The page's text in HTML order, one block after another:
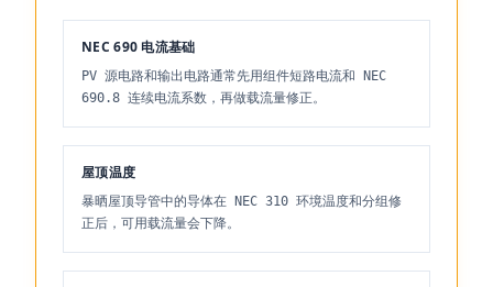
NEC 690 电流基础
PV 源电路和输出电路通常先用组件短路电流和 NEC
690.8 连续电流系数，再做载流量修正。
屋顶温度
暴晒屋顶导管中的导体在 NEC 310 环境温度和分组修
正后，可用载流量会下降。